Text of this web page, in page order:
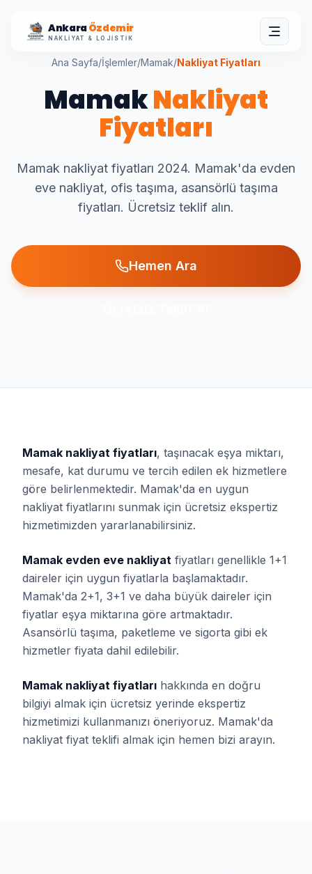
AnkaraÖzdemir
NAKLIYAT & LOJISTIK
Ana Sayfa/İşlemler/Mamak/Nakliyat Fiyatları
MamakNakliyat
Fiyatları
Mamak nakliyat fiyatları 2024. Mamak'da evden
eve nakliyat, ofis taşıma, asansörlü taşıma
fiyatları. Ücretsiz teklif alın.
Hemen Ara
Mamak nakliyat fiyatları, taşınacak eşya miktarı,
mesafe, kat durumu ve tercih edilen ek hizmetlere
göre belirlenmektedir. Mamak'da en uygun
nakliyat fiyatlarını sunmak için ücretsiz ekspertiz
hizmetimizden yararlanabilirsiniz.
Mamak evden eve nakliyat fiyatları genellikle 1+1
daireler için uygun fiyatlarla başlamaktadır.
Mamak'da 2+1, 3+1 ve daha büyük daireler için
fiyatlar eşya miktarına göre artmaktadır.
Asansörlü taşıma, paketleme ve sigorta gibi ek
hizmetler fiyata dahil edilebilir.
Mamak nakliyat fiyatları hakkında en doğru
bilgiyi almak için ücretsiz yerinde ekspertiz
hizmetimizi kullanmanızı öneriyoruz. Mamak'da
nakliyat fiyat teklifi almak için hemen bizi arayın.